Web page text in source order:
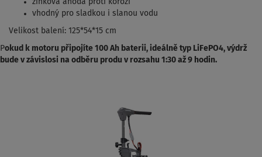
zinková anoda proti korozi
vhodný pro sladkou i slanou vodu
Velikost balení: 125*54*15 cm
Pokud k motoru připojíte 100 Ah baterii, ideálně typ LiFePO4, výdrž
bude v závislosi na odběru produ v rozsahu 1:30 až 9 hodin.